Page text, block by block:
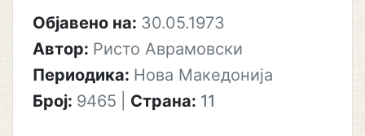
Објавено на: 30.05.1973
Автор: Ристо Аврамовски
Периодика: Нова Македонија
Број: 9465 Страна: 11